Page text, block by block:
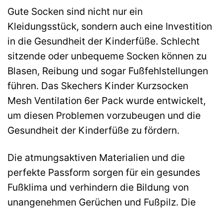
Gute Socken sind nicht nur ein
Kleidungsstück, sondern auch eine Investition
in die Gesundheit der Kinderfüße. Schlecht
sitzende oder unbequeme Socken können zu
Blasen, Reibung und sogar Fußfehlstellungen
führen. Das Skechers Kinder Kurzsocken
Mesh Ventilation 6er Pack wurde entwickelt,
um diesen Problemen vorzubeugen und die
Gesundheit der Kinderfüße zu fördern.
Die atmungsaktiven Materialien und die
perfekte Passform sorgen für ein gesundes
Fußklima und verhindern die Bildung von
unangenehmen Gerüchen und Fußpilz. Die